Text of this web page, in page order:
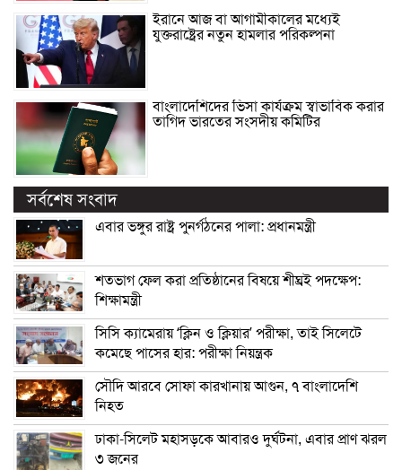
ইরানে আজ বা আগামীকালের মধ্যেই
যুক্তরাষ্ট্রের নতুন হামলার পরিকল্পনা
বাংলাদেশিদের ভিসা কার্যক্রম স্বাভাবিক করার
তাগিদ ভারতের সংসদীয় কমিটির
সর্বশেষ সংবাদ
এবার ভঙ্গুর রাষ্ট্র পুনর্গঠনের পালা: প্রধানমন্ত্রী
শতভাগ ফেল করা প্রতিষ্ঠানের বিষয়ে শীঘ্রই পদক্ষেপ:
শিক্ষামন্ত্রী
সিসি ক্যামেরায় ‘ক্লিন ও ক্লিয়ার’ পরীক্ষা, তাই সিলেটে
কমেছে পাসের হার: পরীক্ষা নিয়ন্ত্রক
সৌদি আরবে সোফা কারখানায় আগুন, ৭ বাংলাদেশি
নিহত
ঢাকা-সিলেট মহাসড়কে আবারও দুর্ঘটনা, এবার প্রাণ ঝরল
৩ জনের